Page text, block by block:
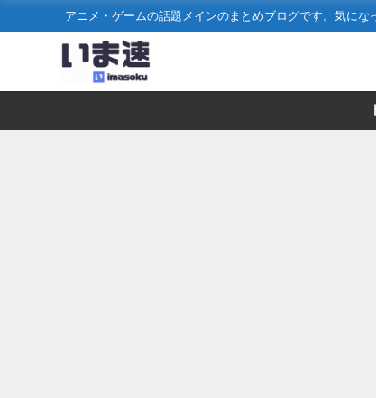
アニメ・ゲームの話題メインのまとめブログです。気に